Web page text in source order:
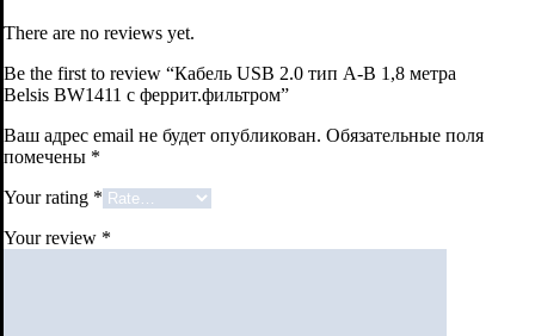
There are no reviews yet.
Be the first to review “Кабель USB 2.0 тип A-B 1,8 метра
Belsis BW1411 с феррит.фильтром”
Ваш адрес email не будет опубликован. Обязательные поля
помечены *
Your rating *
Your review *